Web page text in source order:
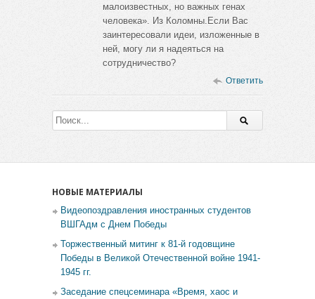
малоизвестных, но важных генах
человека». Из Коломны.Если Вас
заинтересовали идеи, изложенные в
ней, могу ли я надеяться на
сотрудничество?
Ответить
НОВЫЕ МАТЕРИАЛЫ
Видеопоздравления иностранных студентов
ВШГАдм с Днем Победы
Торжественный митинг к 81-й годовщине
Победы в Великой Отечественной войне 1941-
1945 гг.
Заседание спецсеминара «Время, хаос и